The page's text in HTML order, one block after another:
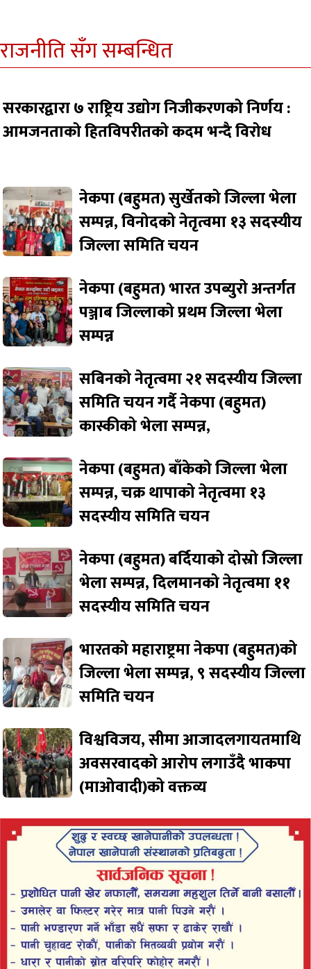
राजनीति सँग सम्बन्धित
सरकारद्वारा ७ राष्ट्रिय उद्योग निजीकरणको निर्णय :
आमजनताको हितविपरीतको कदम भन्दै विरोध
नेकपा (बहुमत) सुर्खेतको जिल्ला भेला
सम्पन्न, विनोदको नेतृत्वमा १३ सदस्यीय
जिल्ला समिति चयन
नेकपा (बहुमत) भारत उपब्युरो अन्तर्गत
पञ्जाब जिल्लाको प्रथम जिल्ला भेला
सम्पन्न
सबिनको नेतृत्वमा २१ सदस्यीय जिल्ला
समिति चयन गर्दै नेकपा (बहुमत)
कास्कीको भेला सम्पन्न,
नेकपा (बहुमत) बाँकेको जिल्ला भेला
सम्पन्न, चक्र थापाको नेतृत्वमा १३
सदस्यीय समिति चयन
नेकपा (बहुमत) बर्दियाको दोस्रो जिल्ला
भेला सम्पन्न, दिलमानको नेतृत्वमा ११
सदस्यीय समिति चयन
भारतको महाराष्ट्रमा नेकपा (बहुमत)को
जिल्ला भेला सम्पन्न, ९ सदस्यीय जिल्ला
समिति चयन
विश्वविजय, सीमा आजादलगायतमाथि
अवसरवादको आरोप लगाउँदै भाकपा
(माओवादी)को वक्तव्य